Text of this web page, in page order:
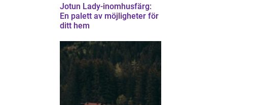
Jotun Lady-inomhusfärg:
En palett av möjligheter för
ditt hem